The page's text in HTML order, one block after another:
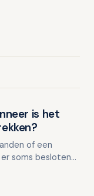
is het
of een
soms besloten